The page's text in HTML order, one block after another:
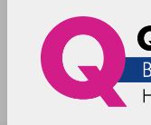
Portrait
SPK618-02